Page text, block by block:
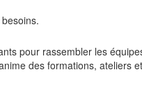
pour rassembler les
des formations, ateliers